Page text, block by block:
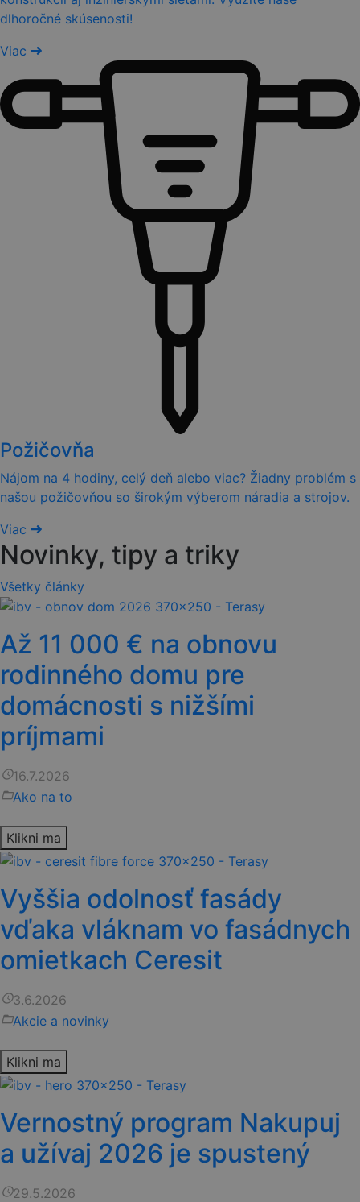
dlhoročné skúsenosti!
Viac
Požičovňa
Nájom na 4 hodiny, celý deň alebo viac? Žiadny problém s
našou požičovňou so širokým výberom náradia a strojov.
Viac
Novinky, tipy a triky
Všetky články
Až 11 000 € na obnovu
rodinného domu pre
domácnosti s nižšími
príjmami
access_time16.7.2026
folder_openAko na to
Klikni ma
Vyššia odolnosť fasády
vďaka vláknam vo fasádnych
omietkach Ceresit
access_time3.6.2026
folder_openAkcie a novinky
Klikni ma
Vernostný program Nakupuj
a užívaj 2026 je spustený
access_time29.5.2026